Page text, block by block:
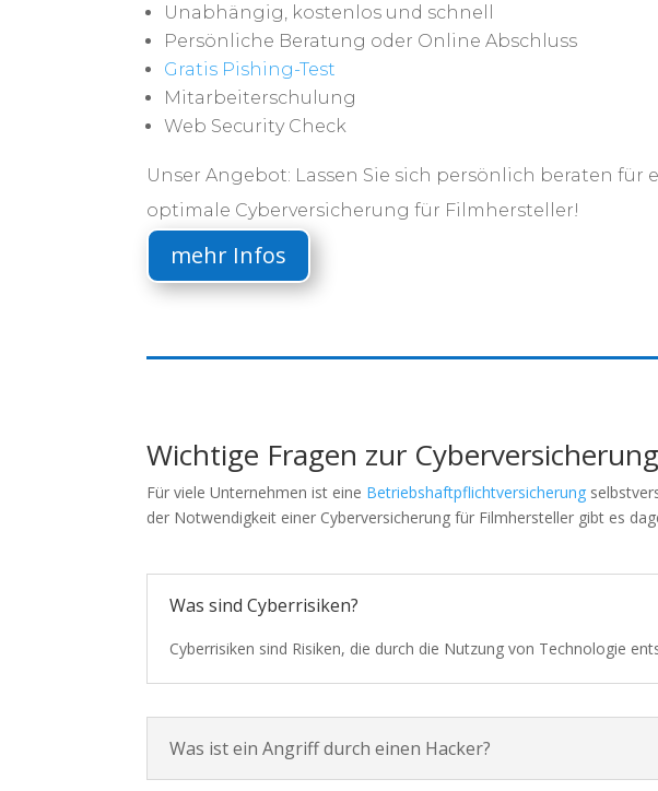
Unabhängig, kostenlos und schnell
Persönliche Beratung oder Online Abschluss
Gratis Pishing-Test
Mitarbeiterschulung
Web Security Check
Unser Angebot: Lassen Sie sich persönlich beraten für
optimale Cyberversicherung für Filmhersteller!
mehr Infos
Wichtige Fragen zur
Für viele Unternehmen ist eine Betriebshaftpflichtversicherung
der Notwendigkeit einer Cyberversicherung für Filmhersteller gibt es
Was sind Cyberrisiken?
Cyberrisiken sind Risiken, die durch die Nutzung von Technologie
Was ist ein Angriff durch einen Hacker?